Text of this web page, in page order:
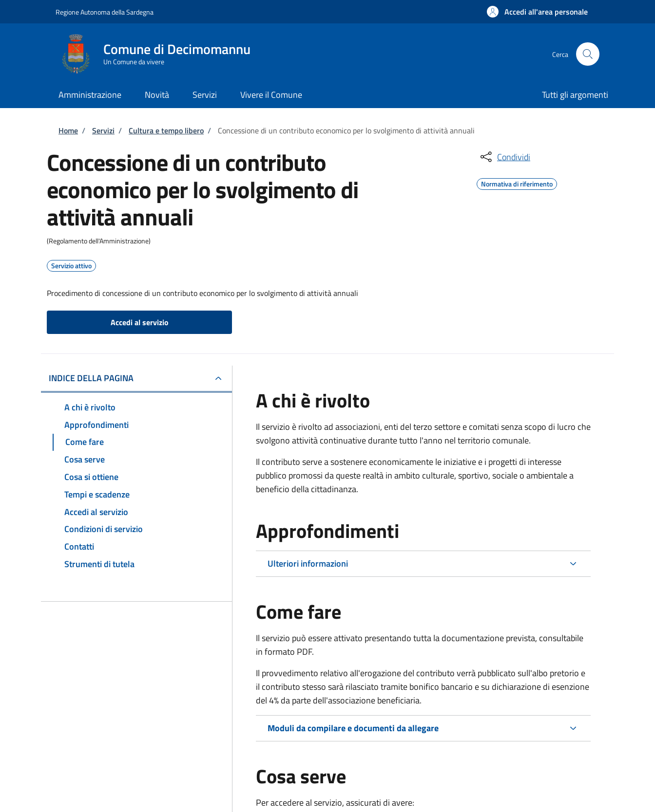
Regione Autonoma della Sardegna Accedi all'area personale
Comune di Decimomannu
Un Comune da vivere
Cerca
Amministrazione Novità Servizi Vivere il Comune Tutti gli argomenti
Briciole di pane
Home / Servizi / Cultura e tempo libero / Concessione di un contributo economico per lo svolgimento di attività annuali
Concessione di un contributo
economico per lo svolgimento di
attività annuali
(Regolamento dell'Amministrazione)
Servizio attivo
Procedimento di concessione di un contributo economico per lo svolgimento di attività annuali
Accedi al servizio
Condividi
Normativa di riferimento
INDICE DELLA PAGINA
A chi è rivolto
Approfondimenti
Come fare
Cosa serve
Cosa si ottiene
Tempi e scadenze
Accedi al servizio
Condizioni di servizio
Contatti
Strumenti di tutela
A chi è rivolto
Il servizio è rivolto ad associazioni, enti del terzo settore e comitati senza scopo di lucro che
svolgono attività continuative durante tutto l'anno nel territorio comunale.
Il contributo serve a sostenere economicamente le iniziative e i progetti di interesse
pubblico promossi da queste realtà in ambito culturale, sportivo, sociale o ambientale a
beneficio della cittadinanza.
Approfondimenti
Ulteriori informazioni
Come fare
Il servizio può essere attivato presentando tutta la documentazione prevista, consultabile
in formato PDF.
Il provvedimento relativo all'erogazione del contributo verrà pubblicato sull'albo pretorio e
il contributo stesso sarà rilasciato tramite bonifico bancario e su dichiarazione di esenzione
del 4% da parte dell'associazione beneficiaria.
Moduli da compilare e documenti da allegare
Cosa serve
Per accedere al servizio, assicurati di avere: